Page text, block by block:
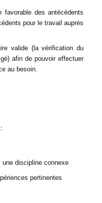
des antécédents
pour le travail auprès
valide (la vérification du
afin de pouvoir effectuer
au besoin.
une discipline connexe
pertinentes